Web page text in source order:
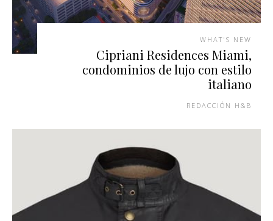
WHAT'S NEW
Cipriani Residences Miami,
condominios de lujo con estilo
italiano
REDACCIÓN H&B